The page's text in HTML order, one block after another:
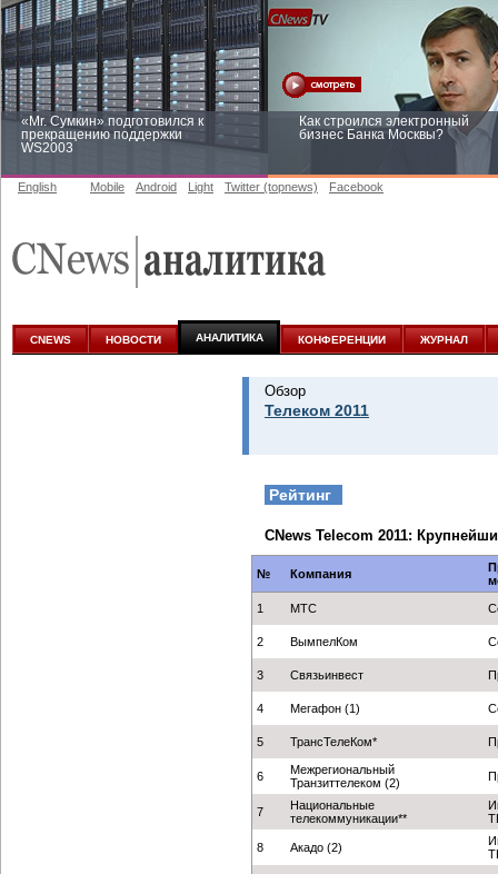
«Mr. Сумкин» подготовился к
прекращению поддержки
WS2003
Как строился электронный
бизнес Банка Москвы?
аналитике
English Mobile Android Light Twitter (topnews) Facebook
CNEWS НОВОСТИ АНАЛИТИКА КОНФЕРЕНЦИИ ЖУРНАЛ
Обзор
Телеком 2011
Рейтинг
CNews Telecom 2011:
№ Компания
1 МТС
2 ВымпелКом
3 Связьинвест
4 Мегафон (1)
5 ТрансТелеКом*
6
Межрегиональный
Транзиттелеком (2)
7
Национальные
телекоммуникации**
8 Акадо (2)